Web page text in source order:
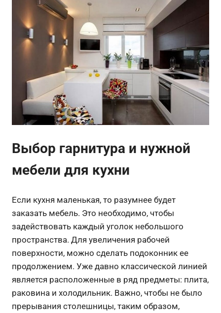
Выбор гарнитура и нужной
мебели для кухни
Если кухня маленькая, то разумнее будет
заказать мебель. Это необходимо, чтобы
задействовать каждый уголок небольшого
пространства. Для увеличения рабочей
поверхности, можно сделать подоконник ее
продолжением. Уже давно классической линией
является расположенные в ряд предметы: плита,
раковина и холодильник. Важно, чтобы не было
прерывания столешницы, таким образом,